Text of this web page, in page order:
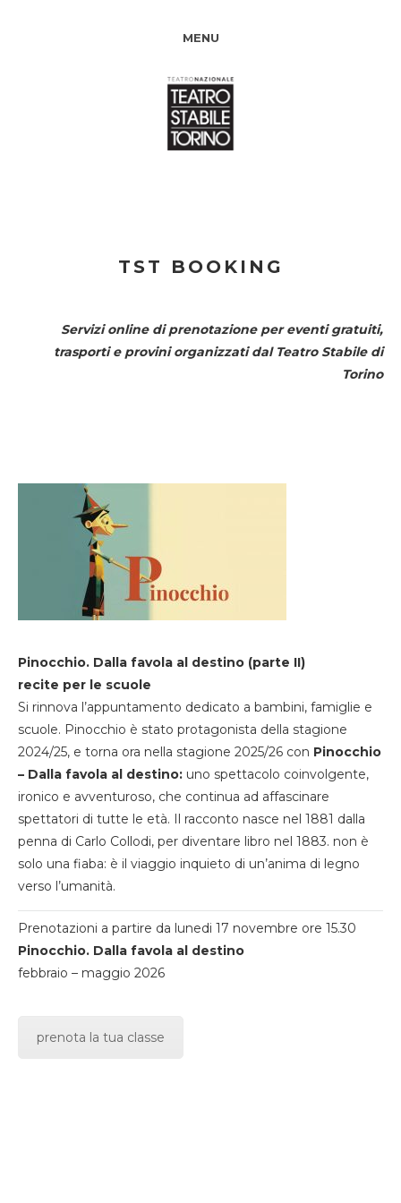
MENU
TST BOOKING
Servizi online di prenotazione per eventi gratuiti,
trasporti e provini organizzati dal Teatro Stabile di
Torino
Pinocchio. Dalla favola al destino (parte II)
recite per le scuole
Si rinnova l’appuntamento dedicato a bambini, famiglie e
scuole. Pinocchio è stato protagonista della stagione
2024/25, e torna ora nella stagione 2025/26 con Pinocchio
– Dalla favola al destino: uno spettacolo coinvolgente,
ironico e avventuroso, che continua ad affascinare
spettatori di tutte le età. Il racconto nasce nel 1881 dalla
penna di Carlo Collodi, per diventare libro nel 1883. non è
solo una fiaba: è il viaggio inquieto di un’anima di legno
verso l’umanità.
Prenotazioni a partire da lunedi 17 novembre ore 15.30
Pinocchio. Dalla favola al destino
febbraio – maggio 2026
prenota la tua classe